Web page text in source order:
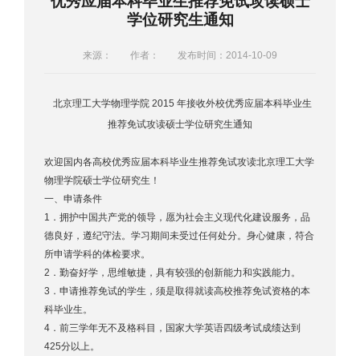
学位研究生通知
来源： 作者： 发布时间：2014-10-09
北京理工大学物理学院 2015 年接收外校优秀应届本科毕业生
推荐免试攻读硕士学位研究生通知
欢迎国内各高校优秀应届本科毕业生推荐免试攻读北京理工大学
物理学院硕士学位研究生！
一、申请条件
1 ．拥护中国共产党的领导，愿为社会主义现代化建设服务，品
德良好，遵纪守法。学习期间未受过任何处分。身心健康，符合
所申请学科的体检要求。
2 ．勤奋好学，思维敏捷，具有较强的创新能力和实践能力。
3 ．申请推荐免试的学生，须是取得就读高校推荐免试资格的本
科毕业生。
4 ．前三学年无不及格科目，国家大学英语四级考试成绩达到
425分以上。